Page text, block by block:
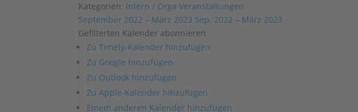
Kategorien: Intern / Orga Veranstaltungen
September 2022 – März 2023 Sep. 2022 – März 2023
Gefilterten Kalender abonnieren
Zu Timely-Kalender hinzufügen
Zu Google hinzufügen
Zu Outlook hinzufügen
Zu Apple-Kalender hinzufügen
Einem anderen Kalender hinzufügen